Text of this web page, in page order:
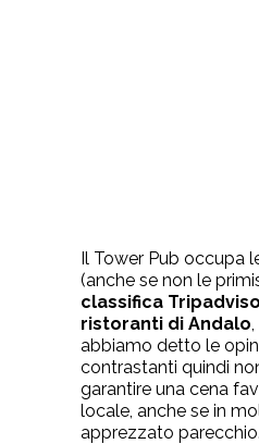
Il Tower Pub occupa
(anche se non le
classifica
ristoranti di Andalo
abbiamo detto le
contrastanti quindi
garantire una cena
locale, anche se in
apprezzato parecchio.